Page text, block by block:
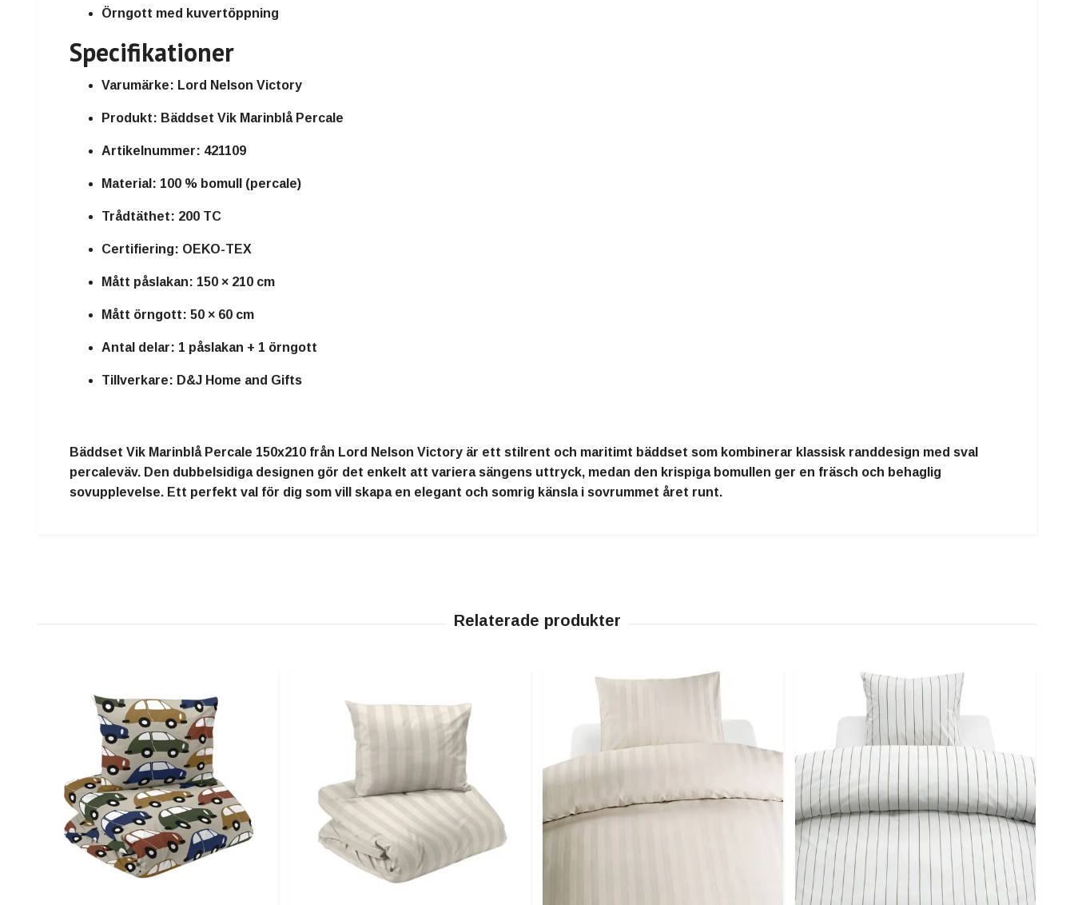
Örngott med kuvertöppning
Specifikationer
Varumärke: Lord Nelson Victory
Produkt: Bäddset Vik Marinblå Percale
Artikelnummer: 421109
Material: 100 % bomull (percale)
Trådtäthet: 200 TC
Certifiering: OEKO-TEX
Mått påslakan: 150 × 210 cm
Mått örngott: 50 × 60 cm
Antal delar: 1 påslakan + 1 örngott
Tillverkare: D&J Home and Gifts
Bäddset Vik Marinblå Percale 150x210 från Lord Nelson Victory är ett stilrent och maritimt bäddset som kombinerar klassisk randdesign med sval
percaleväv. Den dubbelsidiga designen gör det enkelt att variera sängens uttryck, medan den krispiga bomullen ger en fräsch och behaglig
sovupplevelse. Ett perfekt val för dig som vill skapa en elegant och somrig känsla i sovrummet året runt.